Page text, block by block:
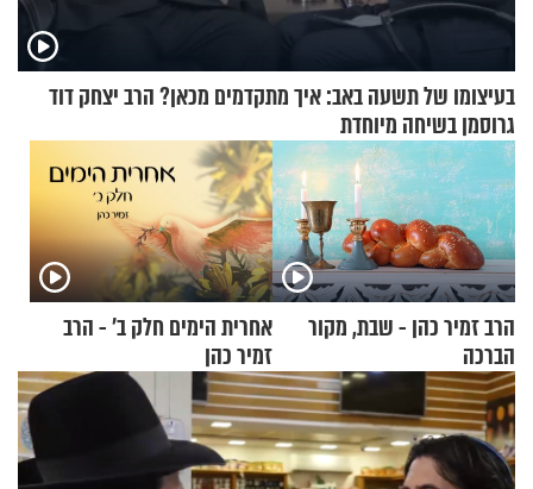
בעיצומו של תשעה באב: איך מתקדמים מכאן? הרב יצחק דוד
גרוסמן בשיחה מיוחדת
הרב זמיר כהן - שבת, מקור
הברכה
אחרית הימים חלק ב’ - הרב
זמיר כהן